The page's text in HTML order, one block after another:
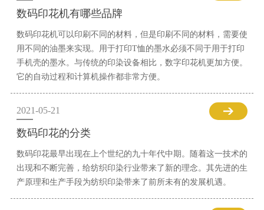
数码印花机有哪些品牌
数码印花机可以印刷不同的材料，但是印刷不同的材料，需要使
用不同的油墨来实现。用于打印T恤的墨水必须不同于用于打印
手机壳的墨水。与传统的印染设备相比，数字印花机更加方便。
它的自动过程和计算机操作都非常方便。
2021-05-21
数码印花的分类
数码印花最早出现在上个世纪的九十年代中期。随着这一技术的
出现和不断完善，给纺织印染行业带来了新的理念。其先进的生
产原理和生产手段为纺织印染带来了前所未有的发展机遇。